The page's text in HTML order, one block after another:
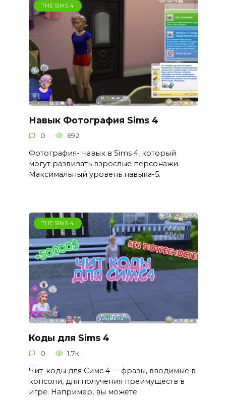
THE SIMS 4
Навык Фотография Sims 4
0 692
Фотография- навык в Sims 4, который
могут развивать взрослые персонажи.
Максимальный уровень навыка-5.
THE SIMS 4
Коды для Sims 4
0 1.7к.
Чит-коды для Симс 4 — фразы, вводимые в
консоли, для получения преимуществ в
игре. Например, вы можете